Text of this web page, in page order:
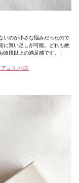
いのが小さな悩みだったので
に買い足しが可能。どれも絶
段以上の満足感です。」
コスメ6選